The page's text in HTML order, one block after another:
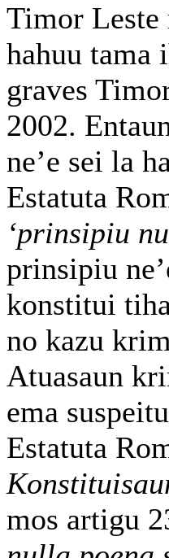
Timor Leste
hahuu tama
graves
2002.
ne’e sei la
Estatuta
‘prinsipiu
prinsipiu
konstitui
no kazu
Atuasaun
ema
Estatuta
mos artigu